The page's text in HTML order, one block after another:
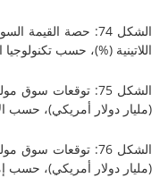
الشكل 74: حصة القيمة السوقية
حسب تكنولوجيا الإنتاج، 2025 و2034
الشكل 75: توقعات سوق مولدات
أمريكي)، حسب الإنتاج في الموقع،
الشكل 76: توقعات سوق مولدات
أمريكي)، حسب إمدادات